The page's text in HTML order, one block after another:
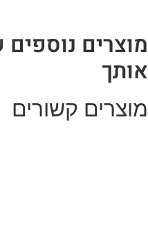
נוספים
קשורים